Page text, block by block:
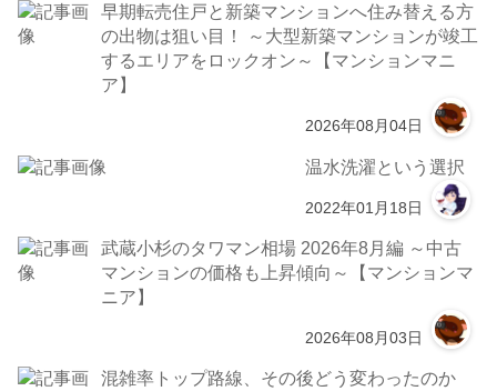
早期転売住戸と新築マンションへ住み替える方
の出物は狙い目！ ～大型新築マンションが竣工
するエリアをロックオン～【マンションマニ
ア】
2026年08月04日
温水洗濯という選択
2022年01月18日
武蔵小杉のタワマン相場 2026年8月編 ～中古
マンションの価格も上昇傾向～【マンションマ
ニア】
2026年08月03日
混雑率トップ路線、その後どう変わったのか